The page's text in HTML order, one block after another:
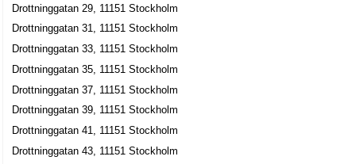
Svensk Värdepapperisering HB
08-6784300
Bodelius Sweden AB
Per Erik Olle Bodelius
08-40015200
Drottninggatan 104, 11160 Stockholm
Cloud Connected Sweden AB
Drottninggatan 29, 11151 Stockholm
Drottninggatan 31, 11151 Stockholm
Drottninggatan 33, 11151 Stockholm
Drottninggatan 35, 11151 Stockholm
Drottninggatan 37, 11151 Stockholm
Drottninggatan 39, 11151 Stockholm
Drottninggatan 41, 11151 Stockholm
Drottninggatan 43, 11151 Stockholm